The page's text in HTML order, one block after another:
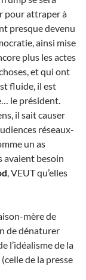
pour attraper à
presque devenu
ainsi mise
plus les actes
et qui ont
fluide, il est
le président.
il sait causer
réseaux-
un as
avaient besoin
, VEUT qu’elles
mère de
de dénaturer
l’idéalisme de la
de la presse